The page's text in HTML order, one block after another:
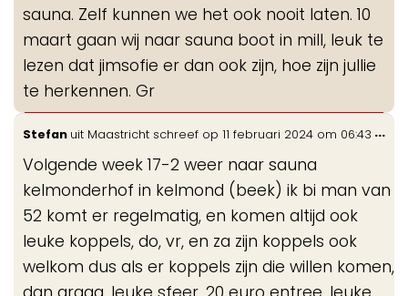
sauna. Zelf kunnen we het ook nooit laten. 10
maart gaan wij naar sauna boot in mill, leuk te
lezen dat jimsofie er dan ook zijn, hoe zijn jullie
te herkennen. Gr
Stefan uit Maastricht schreef op 11 februari 2024 om 06:43
Volgende week 17-2 weer naar sauna
kelmonderhof in kelmond (beek) ik bi man van
52 komt er regelmatig, en komen altijd ook
leuke koppels, do, vr, en za zijn koppels ook
welkom dus als er koppels zijn die willen komen,
...